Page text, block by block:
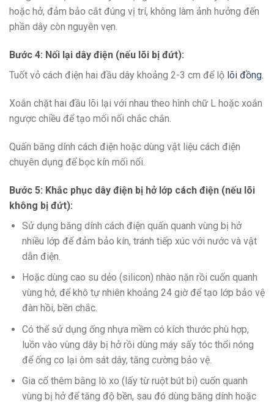
hoặc hở, đảm bảo cắt đúng vị trí, không làm ảnh hưởng đến
phần dây còn nguyên vẹn.
Bước 4: Nối lại dây điện (nếu lõi bị đứt):
Tuốt vỏ cách điện hai đầu dây khoảng 2-3 cm để lộ lõi đồng.
Xoắn chặt hai đầu lõi lại với nhau theo hình chữ L hoặc xoắn
ngược chiều để tạo mối nối chắc chắn.
Quấn băng dính cách điện hoặc dùng vật liệu cách điện
chuyên dụng để bọc kín mối nối.
Bước 5: Khắc phục dây điện bị hở lớp cách điện (nếu lõi
không bị đứt):
Sử dụng băng dính cách điện quấn quanh vùng bị hở
nhiều lớp để đảm bảo kín, tránh tiếp xúc với nước và vật
dẫn điện.
Hoặc dùng cao su dẻo (silicon) nhào nặn rồi cuốn quanh
vùng hở, để khô tự nhiên khoảng 24 giờ để tạo lớp bảo vệ
đàn hồi, bền chắc.
Có thể sử dụng ống nhựa mềm có kích thước phù hợp,
luồn vào vùng dây bị hở rồi dùng máy sấy tóc thổi nóng
để ống co lại ôm sát dây, tăng cường bảo vệ.
Gia cố thêm bằng lò xo (lấy từ ruột bút bi) cuốn quanh
vùng bị hở để tăng độ bền, sau đó dùng băng dính hoặc